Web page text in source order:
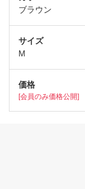
ブラウン
M
[会員のみ価格公開]